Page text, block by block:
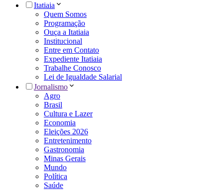
Itatiaia
Quem Somos
Programação
Ouça a Itatiaia
Institucional
Entre em Contato
Expediente Itatiaia
Trabalhe Conosco
Lei de Igualdade Salarial
Jornalismo
Agro
Brasil
Cultura e Lazer
Economia
Eleições 2026
Entretenimento
Gastronomia
Minas Gerais
Mundo
Política
Saúde